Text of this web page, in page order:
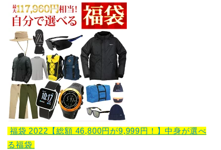
福袋 2022【総額 46,800円が9,999円！】中身が選べ
る福袋